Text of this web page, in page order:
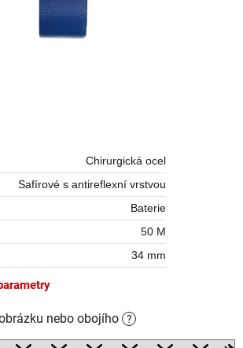
Chirurgická ocel
Safírové s antireflexní vrstvou
Baterie
50 M
34 mm
nebo obojího ?